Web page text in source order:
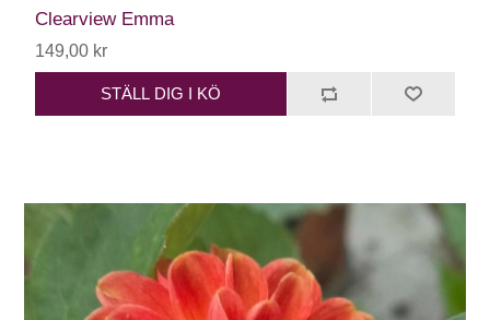
Clearview Emma
149,00 kr
STÄLL DIG I KÖ